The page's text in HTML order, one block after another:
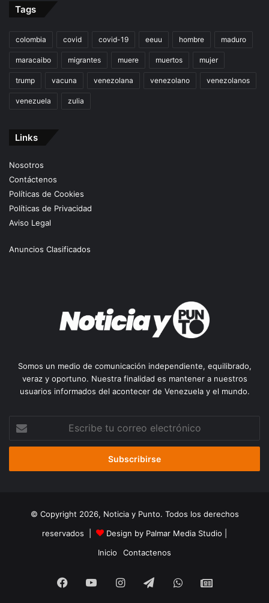
Tags
colombia covid covid-19 eeuu hombre maduro
maracaibo migrantes muere muertos mujer
trump vacuna venezolana venezolano venezolanos
venezuela zulia
Links
Nosotros
Contáctenos
Políticas de Cookies
Políticas de Privacidad
Aviso Legal
Anuncios Clasificados
Somos un medio de comunicación independiente, equilibrado,
veraz y oportuno. Nuestra finalidad es mantener a nuestros
usuarios informados del acontecer de Venezuela y el mundo.
correo
© Copyright 2026, Noticia y Punto. Todos los derechos
reservados |
Design by Palmar Media Studio
Inicio
Contactenos
Facebook
YouTubeInstagramTelegramWhatsApp
Google